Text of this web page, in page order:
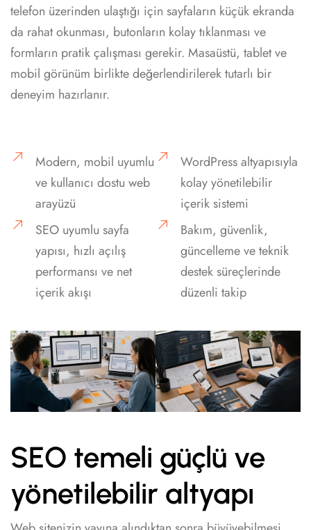
telefon üzerinden ulaştığı için sayfaların küçük ekranda
da rahat okunması, butonların kolay tıklanması ve
formların pratik çalışması gerekir. Masaüstü, tablet ve
mobil görünüm birlikte değerlendirilerek tutarlı bir
deneyim hazırlanır.
Modern, mobil uyumlu
ve kullanıcı dostu web
arayüzü
SEO uyumlu sayfa
yapısı, hızlı açılış
performansı ve net
içerik akışı
WordPress altyapısıyla
kolay yönetilebilir
içerik sistemi
Bakım, güvenlik,
güncelleme ve teknik
destek süreçlerinde
düzenli takip
SEO temeli güçlü ve
yönetilebilir altyapı